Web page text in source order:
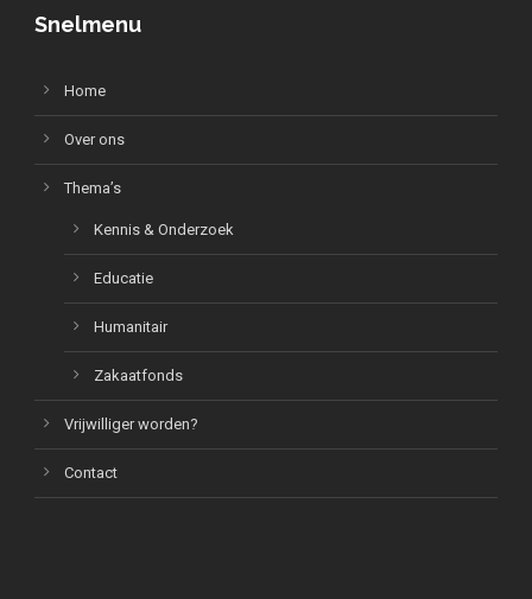
Snelmenu
Home
Over ons
Thema’s
Kennis & Onderzoek
Educatie
Humanitair
Zakaatfonds
Vrijwilliger worden?
Contact